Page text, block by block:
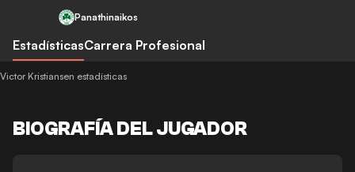
Panathinaikos
EstadísticasCarrera Profesional
Victor Kristiansen estadísticas
BIOGRAFÍA DEL JUGADOR